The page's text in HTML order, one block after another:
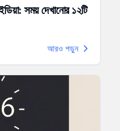
সময় দেখানোর ১২টি
আরও পড়ুন